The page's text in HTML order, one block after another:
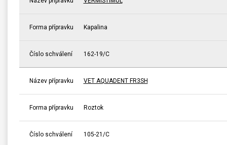
Forma přípravku Kapalina
Číslo schválení 162-19/C
Název přípravku VET AQUADENT FR3SH
Forma přípravku Roztok
Číslo schválení 105-21/C